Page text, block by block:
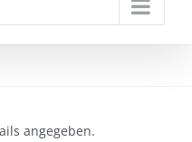
angegeben.